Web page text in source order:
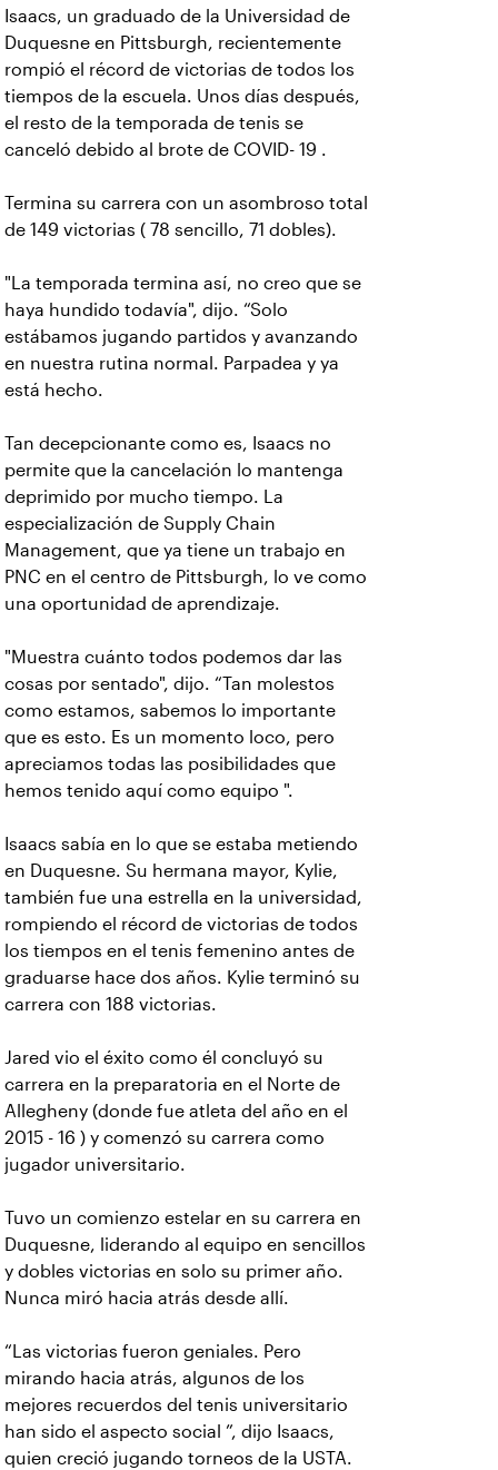
Isaacs, un graduado de la Universidad de
Duquesne en Pittsburgh, recientemente
rompió el récord de victorias de todos los
tiempos de la escuela. Unos días después,
el resto de la temporada de tenis se
canceló debido al brote de COVID- 19 .
Termina su carrera con un asombroso total
de 149 victorias ( 78 sencillo, 71 dobles).
"La temporada termina así, no creo que se
haya hundido todavía", dijo. “Solo
estábamos jugando partidos y avanzando
en nuestra rutina normal. Parpadea y ya
está hecho.
Tan decepcionante como es, Isaacs no
permite que la cancelación lo mantenga
deprimido por mucho tiempo. La
especialización de Supply Chain
Management, que ya tiene un trabajo en
PNC en el centro de Pittsburgh, lo ve como
una oportunidad de aprendizaje.
"Muestra cuánto todos podemos dar las
cosas por sentado", dijo. “Tan molestos
como estamos, sabemos lo importante
que es esto. Es un momento loco, pero
apreciamos todas las posibilidades que
hemos tenido aquí como equipo ".
Isaacs sabía en lo que se estaba metiendo
en Duquesne. Su hermana mayor, Kylie,
también fue una estrella en la universidad,
rompiendo el récord de victorias de todos
los tiempos en el tenis femenino antes de
graduarse hace dos años. Kylie terminó su
carrera con 188 victorias.
Jared vio el éxito como él concluyó su
carrera en la preparatoria en el Norte de
Allegheny (donde fue atleta del año en el
2015 - 16 ) y comenzó su carrera como
jugador universitario.
Tuvo un comienzo estelar en su carrera en
Duquesne, liderando al equipo en sencillos
y dobles victorias en solo su primer año.
Nunca miró hacia atrás desde allí.
“Las victorias fueron geniales. Pero
mirando hacia atrás, algunos de los
mejores recuerdos del tenis universitario
han sido el aspecto social ”, dijo Isaacs,
quien creció jugando torneos de la USTA.